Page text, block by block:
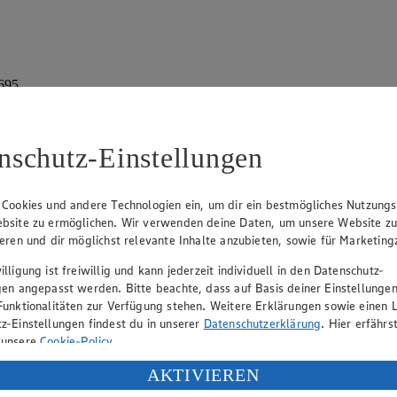
(Vorstandsvorsitzender), Peter Wagener
gewährt Ihnen jedoch das Recht, den auf dieser Website
und Vervielfältigung von Bildmaterial oder Grafiken aus
verantwortlich. Firma und Anschriften unserer
Einstellungen
und andere Technologien ein, um dir ein bestmögliches
zu ermöglichen. Wir verwenden deine Daten, um unsere Website zu
und dir möglichst relevante Inhalte anzubieten, sowie für
ist freiwillig und kann jederzeit individuell in den Datenschutz-
angepasst werden. Bitte beachte, dass auf Basis deiner
zur Verfügung stehen. Weitere Erklärungen sowie einen
Einstellungen findest du in unserer Datenschutzerklärung. Hier
Cookie-Policy.
deiner personenbezogenen Daten in den USA durch Facebook und
AKTIVIEREN